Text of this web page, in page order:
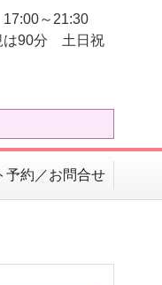
～21:30
90分 土日祝
予約／お問合せ